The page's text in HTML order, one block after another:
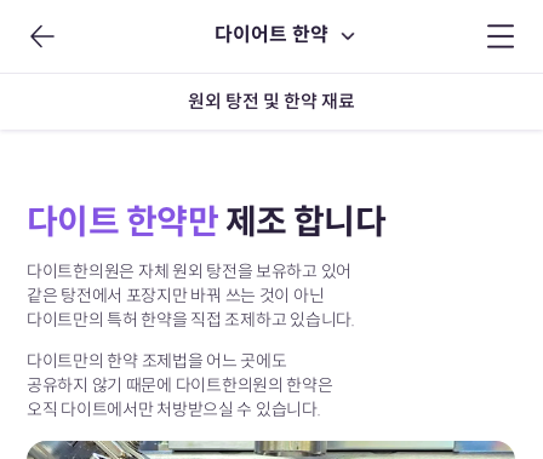
다이어트 한약
원외 탕전 및 한약 재료
다이트 한약만 제조 합니다
다이트한의원은 자체 원외 탕전을 보유하고 있어
같은 탕전에서 포장지만 바꿔 쓰는 것이 아닌
다이트만의 특허 한약을 직접 조제하고 있습니다.
다이트만의 한약 조제법을 어느 곳에도
공유하지 않기 때문에 다이트한의원의 한약은
오직 다이트에서만처방받으실 수 있습니다.